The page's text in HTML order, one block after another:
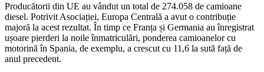
Producătorii din UE au vândut un total de 274.058 de camioane
diesel. Potrivit Asociației, Europa Centrală a avut o contribuție
majoră la acest rezultat. În timp ce Franța și Germania au înregistrat
ușoare pierderi la noile înmatriculări, ponderea camioanelor cu
motorină în Spania, de exemplu, a crescut cu 11,6 la sută față de
anul precedent.